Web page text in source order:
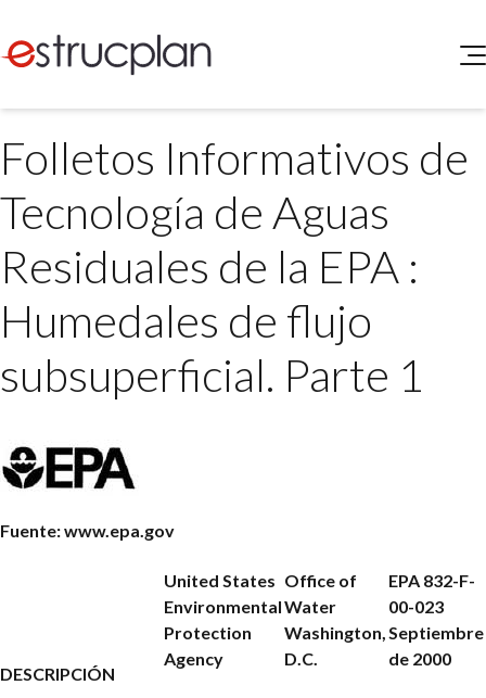
SERVICIOS
Medio Ambiente
Legislación
INGRESAR
Portal de Clientes
Matriz Premium
Matriz Profesional
Folletos Informativos de
Tecnología de Aguas
Residuales de la EPA :
Humedales de flujo
subsuperficial. Parte 1
Fuente: www.epa.gov
United States
Environmental
Protection
Agency
Office of
Water
Washington,
D.C.
EPA 832-F-
00-023
Septiembre
de 2000
DESCRIPCIÓN